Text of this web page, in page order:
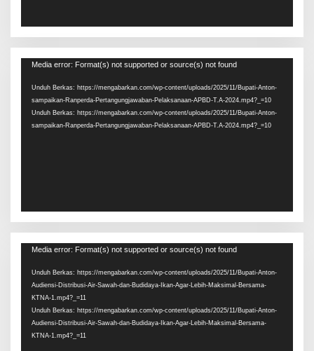
Pemutar
Media error: Format(s) not supported or source(s) not found
Unduh Berkas: https://mengabarkan.com/wp-content/uploads/2025/11/Bupati-Anton-
sampaikan-Ranperda-Pertangungjawaban-Pelaksanaan-APBD-T.A-2024.mp4?_=10
Unduh Berkas: https://mengabarkan.com/wp-content/uploads/2025/11/Bupati-Anton-
sampaikan-Ranperda-Pertangungjawaban-Pelaksanaan-APBD-T.A-2024.mp4?_=10
Pemutar
Media error: Format(s) not supported or source(s) not found
Unduh Berkas: https://mengabarkan.com/wp-content/uploads/2025/11/Bupati-Anton-
Audiensi-Distribusi-Air-Sawah-dan-Budidaya-Ikan-Agar-Lebih-Maksimal-Bersama-
KTNA-1.mp4?_=11
Unduh Berkas: https://mengabarkan.com/wp-content/uploads/2025/11/Bupati-Anton-
Audiensi-Distribusi-Air-Sawah-dan-Budidaya-Ikan-Agar-Lebih-Maksimal-Bersama-
KTNA-1.mp4?_=11